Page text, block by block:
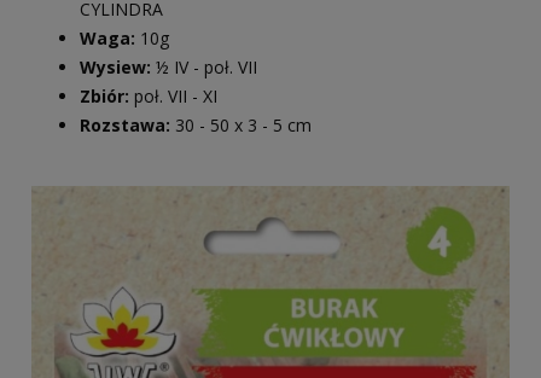
CYLINDRA
Waga: 10g
Wysiew: ½ IV - poł. VII
Zbiór: poł. VII - XI
Rozstawa: 30 - 50 x 3 - 5 cm